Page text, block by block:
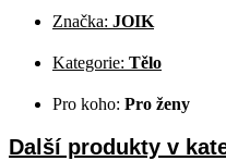
Značka: JOIK
Kategorie: Tělo
Pro koho: Pro ženy
Další produkty v